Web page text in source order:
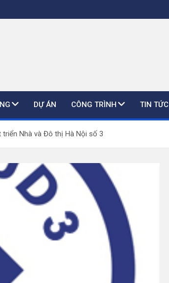
DỰ ÁN CÔNG TRÌNH TIN TỨC
Nhà và Đô thị Hà Nội số 3